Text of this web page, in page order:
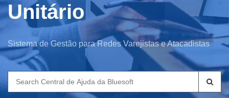
Unitário
Sistema de Gestão para Redes Varejistas e Atacadistas
Search
for: